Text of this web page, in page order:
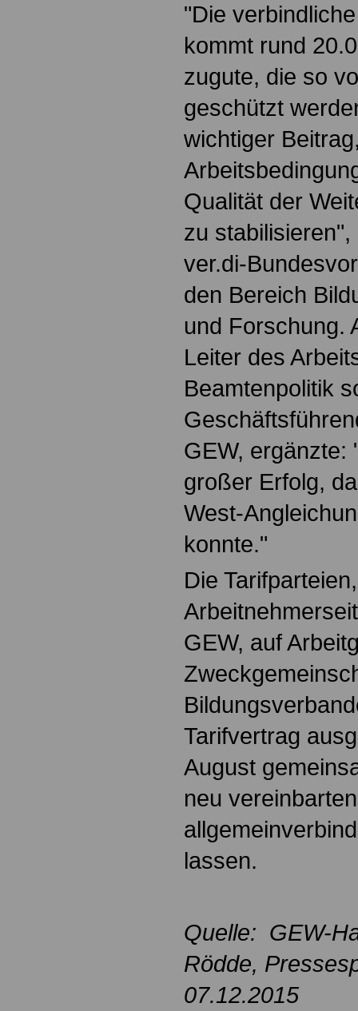
"Die
kommt rund
zugute, die so
geschützt
wichtiger
Qualität der
zu
ver.di-
den Bereich
und Forschung.
Leiter des
Beamtenpolitik
GEW, ergänzte:
großer Erfolg,
West-
konnte."
Die
GEW, auf
Tarifvertrag
August
neu
lassen.
Quelle: GEW-
Rödde,
07.12.2015